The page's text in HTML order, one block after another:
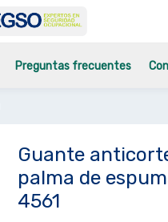
Preguntas frecuentes
Guante
palma de
4561